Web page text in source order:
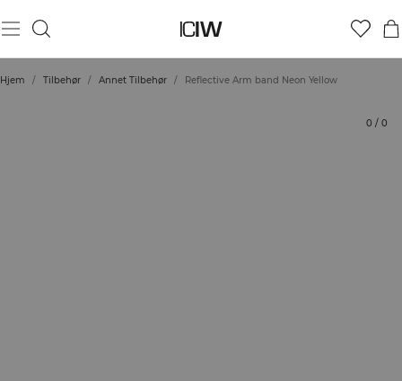
Hjem / Tilbehør / Annet Tilbehør / Reflective Arm band Neon Yellow
0 / 0